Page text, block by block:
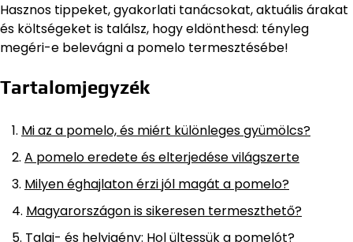
Hasznos tippeket, gyakorlati tanácsokat, aktuális árakat
és költségeket is találsz, hogy eldönthesd: tényleg
megéri-e belevágni a pomelo termesztésébe!
Tartalomjegyzék
Mi az a pomelo, és miért különleges gyümölcs?
A pomelo eredete és elterjedése világszerte
Milyen éghajlaton érzi jól magát a pomelo?
Magyarországon is sikeresen termeszthető?
Talaj- és helyigény: Hol ültessük a pomelót?